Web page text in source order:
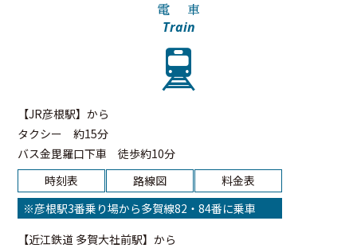
電 車
Train
【JR彦根駅】から
タクシー
約15分
バス金毘羅口下車
徒歩約10分
時刻表
路線図
料金表
※彦根駅3番乗り場から多賀線82・84番に乗車
【近江鉄道 多賀大社前駅】から